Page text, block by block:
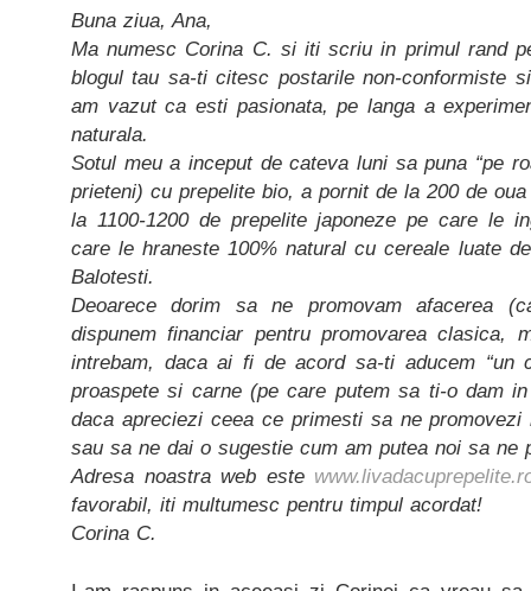
Buna ziua, Ana,
Ma numesc Corina C. si iti scriu in primul rand
blogul tau sa-ti citesc postarile non-conformiste
am vazut ca esti pasionata, pe langa a
naturala.
Sotul meu a inceput de cateva luni sa puna “pe
prieteni) cu prepelite bio, a pornit de la 200 de
la 1100-1200 de prepelite japoneze pe care le
care le hraneste 100% natural cu cereale luate
Balotesti.
Deoarece dorim sa ne promovam afacerea
dispunem financiar pentru promovarea clasica,
intrebam, daca ai fi de acord sa-ti aducem “un
proaspete si carne (pe care putem sa ti-o dam
daca apreciezi ceea ce primesti sa ne
sau sa ne dai o sugestie cum am putea noi sa ne
Adresa noastra web este
favorabil, iti multumesc pentru timpul acordat!
Corina C.